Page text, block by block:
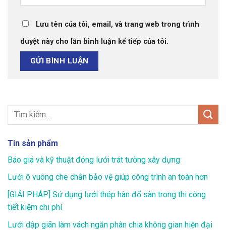
Lưu tên của tôi, email, và trang web trong trình
duyệt này cho lần bình luận kế tiếp của tôi.
Tin sản phẩm
Báo giá và kỹ thuật đóng lưới trát tường xây dựng
Lưới ô vuông che chắn bảo vệ giúp công trình an toàn hơn
[GIẢI PHÁP] Sử dụng lưới thép hàn đổ sàn trong thi công
tiết kiệm chi phí
Lưới dập giãn làm vách ngăn phân chia không gian hiện đại